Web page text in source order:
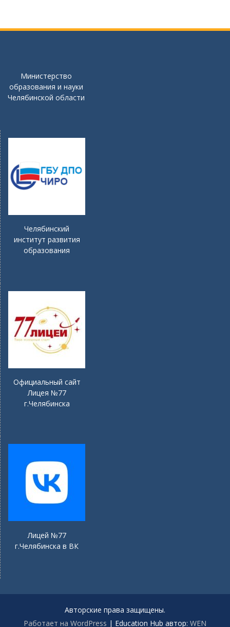
Министерство
образования и науки
Челябинской области
Челябинский
институт развития
образования
Официальный сайт
Лицея №77
г.Челябинска
Лицей №77
г.Челябинска в ВК
Авторские права защищены.
Работает на WordPress | Education Hub автор: WEN